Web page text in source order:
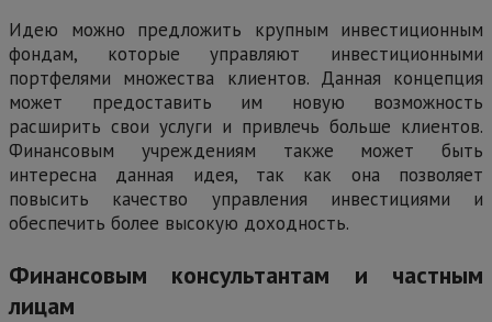
Идею можно предложить крупным инвестиционным
фондам, которые управляют инвестиционными
портфелями множества клиентов. Данная концепция
может предоставить им новую возможность
расширить свои услуги и привлечь больше клиентов.
Финансовым учреждениям также может быть
интересна данная идея, так как она позволяет
повысить качество управления инвестициями и
обеспечить более высокую доходность.
Финансовым консультантам и частным
лицам